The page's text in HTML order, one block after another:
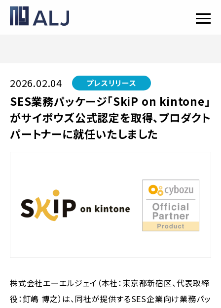
2026.02.04 プレスリリース
SES業務パッケージ「SkiP on kintone」
がサイボウズ公式認定を取得、プロダクト
パートナーに就任いたしました
株式会社エーエルジェイ（本社：東京都新宿区、代表取締
役：釘嶋 博之）は、同社が提供するSES企業向け業務パッ